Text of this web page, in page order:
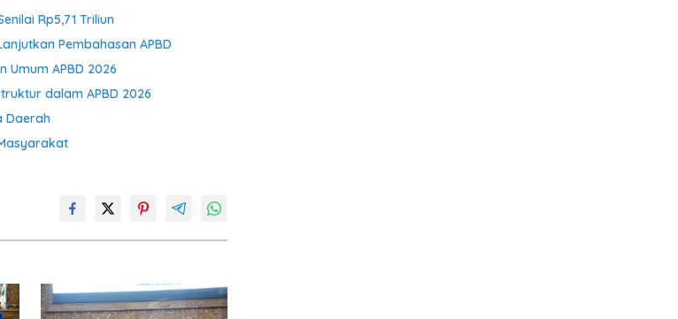
Rp5,71 Triliun
Pembahasan APBD
Umum APBD 2026
dalam APBD 2026
Daerah